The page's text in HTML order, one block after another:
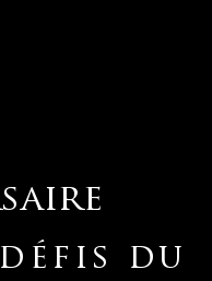
du